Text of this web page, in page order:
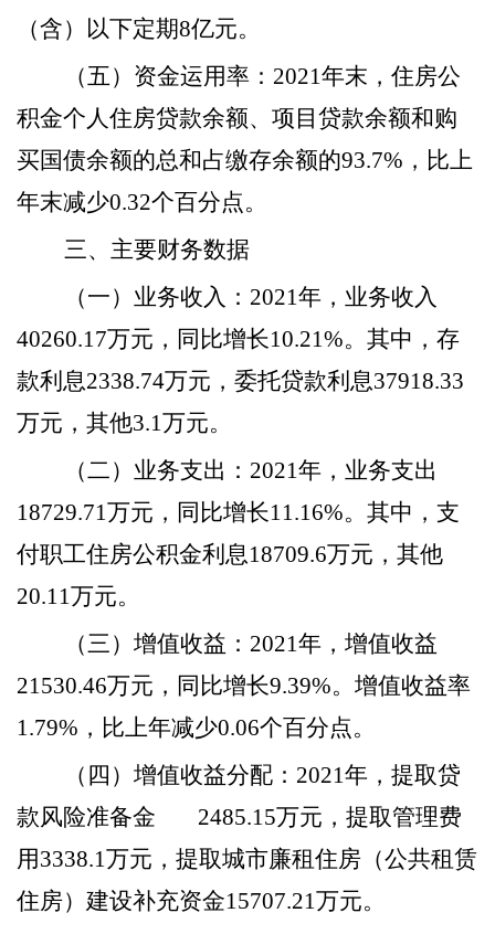
（含）以下定期8亿元。
（五）资金运用率： 2021年末，住房公
积金个人住房贷款余额、项目贷款余额和购
买国债余额的总和占缴存余额的93.7%，比上
年末减少0.32个百分点。
三、主要财务数据
（一）业务收入 ： 2021年，业务收入
40260.17万元，同比增长10.21%。其中，存
款利息2338.74万元，委托贷款利息37918.33
万元，其他3.1万元。
（二）业务支出 ： 2021年，业务支出
18729.71万元，同比增长11.16%。其中，支
付职工住房公积金利息18709.6万元，其他
20.11万元。
（三）增值收益 ： 2021年，增值收益
21530.46万元，同比增长9.39%。增值收益率
1.79%，比上年减少0.06个百分点。
（四）增值收益分配： 2021年，提取贷
款风险准备金 2485.15万元，提取管理费
用3338.1万元，提取城市廉租住房（公共租赁
住房）建设补充资金15707.21万元。